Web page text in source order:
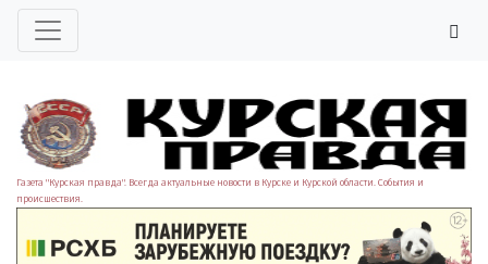
Газета "Курская правда". Всегда актуальные новости в Курске и Курской области. События и
происшествия.